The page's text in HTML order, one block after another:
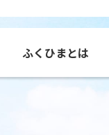
ふくひまとは